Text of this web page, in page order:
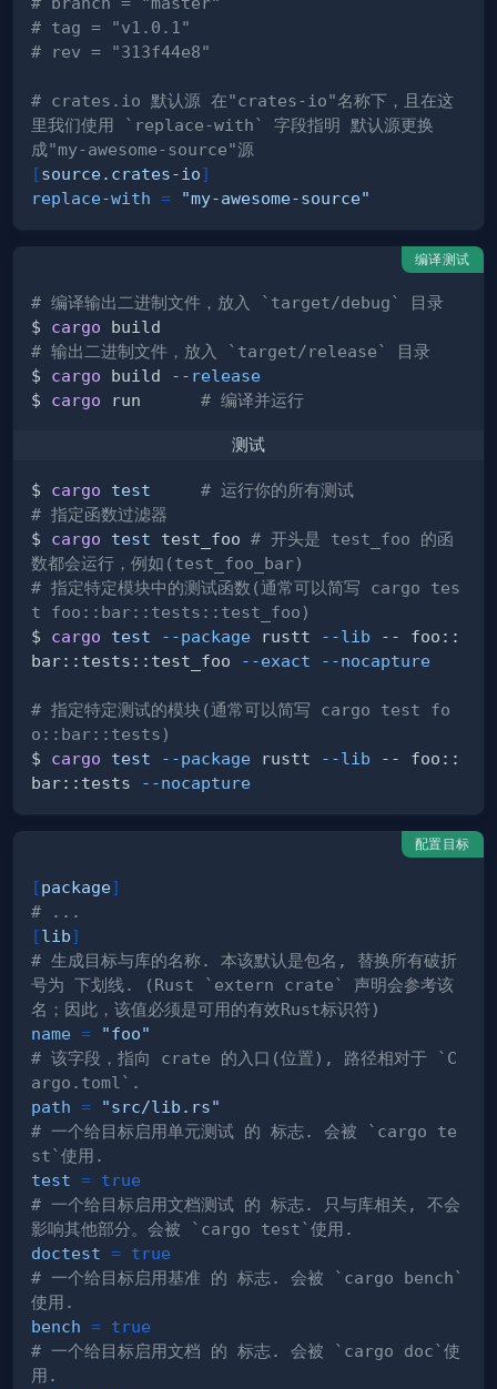
# tag = "v1.0.1"
# rev = "313f44e8"
# crates.io 默认源 在"crates-io"名称下，且在这
里我们使用 `replace-with` 字段指明 默认源更换
成"my-awesome-source"源
[source.crates-io]
replace-with = "my-awesome-source"
编译测试
# 编译输出二进制文件，放入 `target/debug` 目录
$ cargo
# 输出二进制文件，放入 `target/release` 目录
$ cargo build
--release
$ cargo run # 编译并运行
测试
$ cargo test
# 运行你的所有测试
# 指定函数过滤器
$ cargo test test_foo # 开头是 test_foo 的函
数都会运行，例如(test_foo_bar)
# 指定特定模块中的测试函数(通常可以简写 cargo tes
t foo::bar::tests::test_foo)
$ cargo test --package rustt --lib -- foo::
bar::tests::test_foo
--exact --nocapture
# 指定特定测试的模块(通常可以简写 cargo test fo
o::bar::tests)
$ cargo test --package rustt --lib -- foo::
bar::tests
--nocapture
配置目标
[package]
# ...
[lib]
# 生成目标与库的名称. 本该默认是包名, 替换所有破折
号为 下划线. (Rust `extern crate` 声明会参考该
名；因此，该值必须是可用的有效Rust标识符)
name =
"foo"
# 该字段，指向 crate 的入口(位置), 路径相对于 `C
argo.toml`.
path =
"src/lib.rs"
# 一个给目标启用单元测试 的 标志. 会被 `cargo te
st`使用.
test = true
# 一个给目标启用文档测试 的 标志. 只与库相关, 不会
影响其他部分。会被 `cargo test`使用.
doctest = true
# 一个给目标启用基准 的 标志. 会被 `cargo bench`
使用.
bench = true
# 一个给目标启用文档 的 标志. 会被 `cargo doc`使
用.